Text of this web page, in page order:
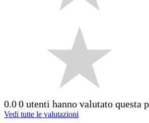
0.00 utenti hanno valutato questa
Vedi tutte le valutazioni